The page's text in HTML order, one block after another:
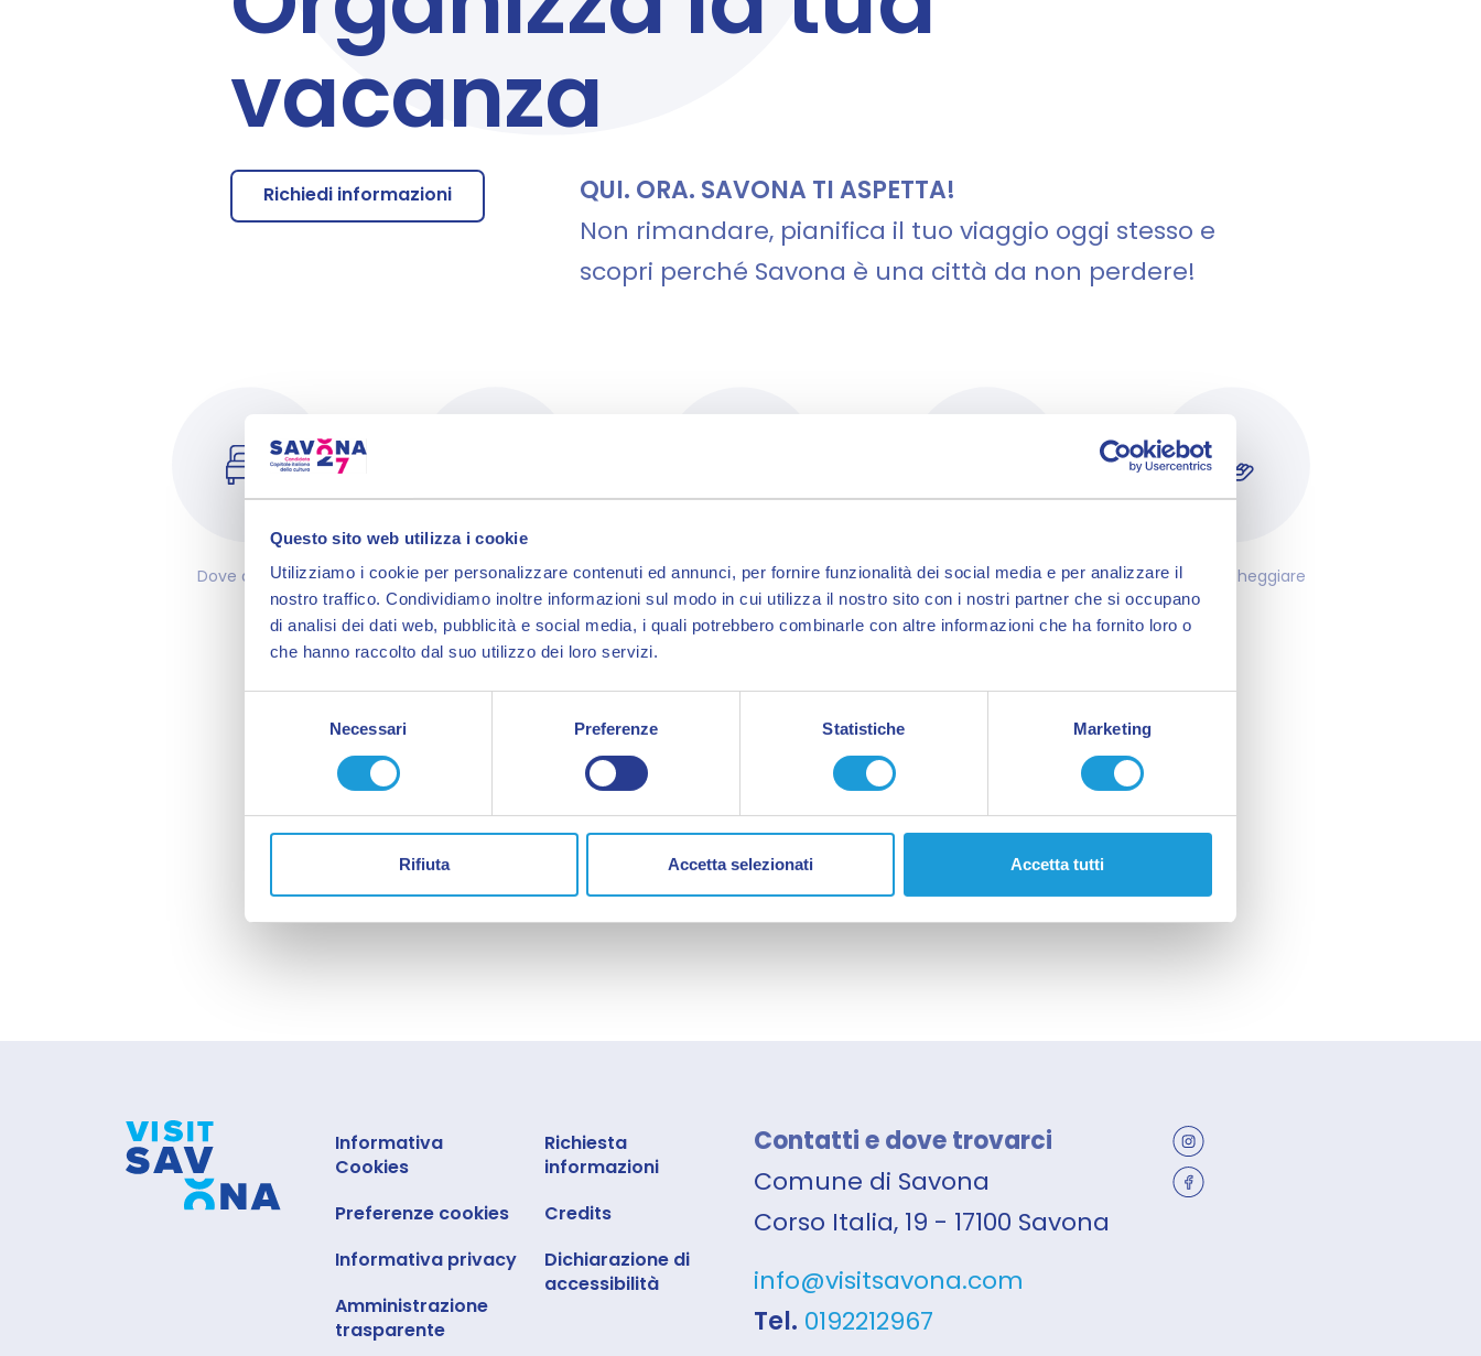
Questo sito web utilizza i cookie
Utilizziamo i cookie per personalizzare contenuti ed annunci, per fornire funzionalità dei social media e per analizzare il
nostro traffico. Condividiamo inoltre informazioni sul modo in cui utilizza il nostro sito con i nostri partner che si occupano
di analisi dei dati web, pubblicità e social media, i quali potrebbero combinarle con altre informazioni che ha fornito loro o
che hanno raccolto dal suo utilizzo dei loro servizi.
Necessari Preferenze Statistiche Marketing
Rifiuta Accetta selezionati Accetta tutti
vacanza
Richiedi informazioni
QUI. ORA. SAVONA TI ASPETTA!
Non rimandare, pianifica il tuo viaggio oggi stesso e
scopri perché Savona è una città da non perdere!
Dove dormire Previsione meteo Informazioni turistiche Come arrivare Dove parcheggiare
Informativa
Cookies
Preferenze cookies
Informativa privacy
Amministrazione
trasparente
Richiesta
informazioni
Credits
Dichiarazione di
accessibilità
Contatti e dove trovarci
Comune di Savona
Corso Italia, 19 - 17100 Savona
info@visitsavona.com
Tel. 0192212967